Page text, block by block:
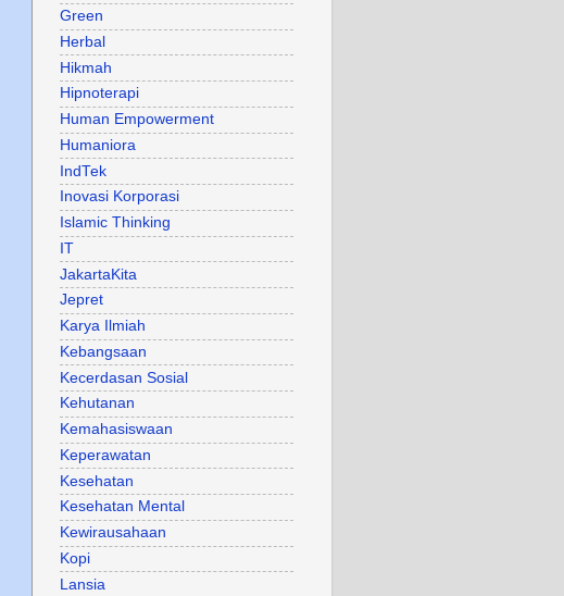
Green
Herbal
Hikmah
Hipnoterapi
Human Empowerment
Humaniora
IndTek
Inovasi Korporasi
Islamic Thinking
IT
JakartaKita
Jepret
Karya Ilmiah
Kebangsaan
Kecerdasan Sosial
Kehutanan
Kemahasiswaan
Keperawatan
Kesehatan
Kesehatan Mental
Kewirausahaan
Kopi
Lansia